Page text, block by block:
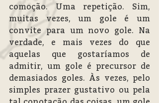
comoção. Uma repetição. Sim,
muitas vezes, um gole é um
convite para um novo gole. Na
verdade, e mais vezes do que
aquelas que gostaríamos de
admitir, um gole é precursor de
demasiados goles. Às vezes, pelo
simples prazer gustativo ou pela